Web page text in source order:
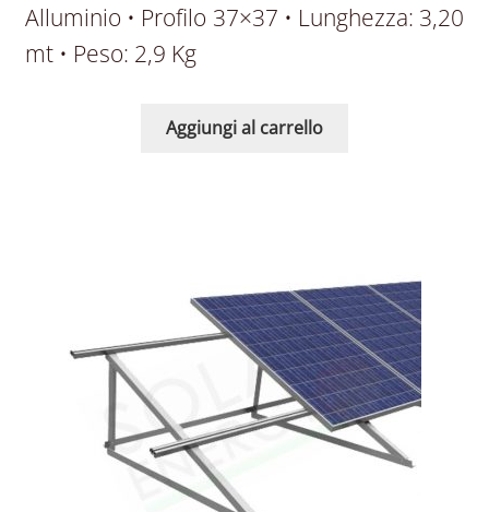
Alluminio • Profilo 37×37 • Lunghezza: 3,20
mt • Peso: 2,9 Kg
Aggiungi al carrello